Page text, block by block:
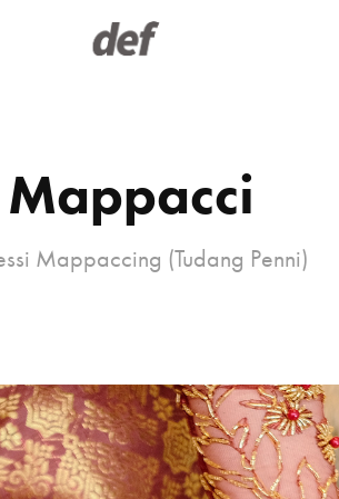
Mappacci
Mappaccing (Tudang Penni)